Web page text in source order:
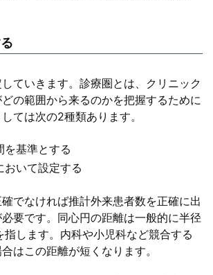
ていきます。診療圏とは、クリニック
の範囲から来るのかを把握するために
ては次の2種類あります。
を基準とする
おいて設定する
でなければ推計外来患者数を正確に出
要です。同心円の距離は一般的に半径
指します。内科や小児科など競合する
はこの距離が短くなります。